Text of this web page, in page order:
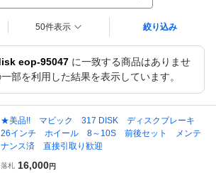
50件表示 絞り込み
eop-95047 に一致する商品はありませ
部を利用した結果を表示しています。
★美品!! マビック 317 DISK ディスクブレーキ
26インチ ホイール 8～10S 前後セット メンテ
ナンス済 直接引取り歓迎
落札 16,000円